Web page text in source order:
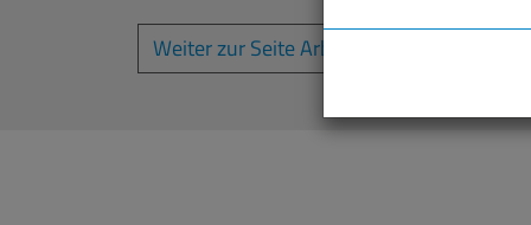
Weiter zur Seite Arbeits- und Sozialrecht